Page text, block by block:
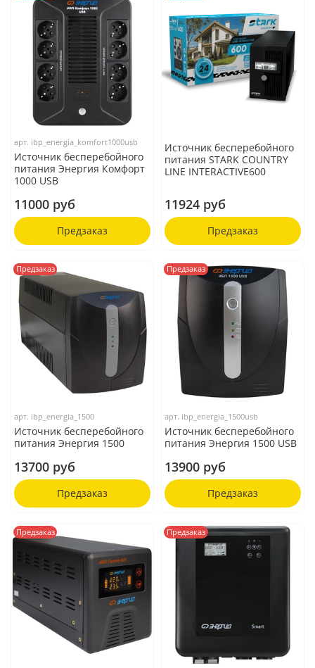
арт. ibp_energia_komfort1000usb
Источник бесперебойного
питания Энергия Комфорт
1000 USB
11000 руб
Предзаказ
Источник бесперебойного
питания STARK COUNTRY
LINE INTERACTIVE600
11924 руб
Предзаказ
Предзаказ
арт. ibp_energia_1500
Источник бесперебойного
питания Энергия 1500
13700 руб
Предзаказ
Предзаказ
арт. ibp_energia_1500usb
Источник бесперебойного
питания Энергия 1500 USB
13900 руб
Предзаказ
Предзаказ Предзаказ